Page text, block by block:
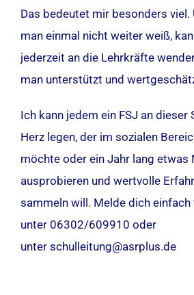
Das bedeutet mir besonders viel.
man einmal nicht weiter weiß,
jederzeit an die Lehrkräfte
man unterstützt und
Ich kann jedem ein FSJ an dieser
Herz legen, der im sozialen
möchte oder ein Jahr lang etwas
ausprobieren und wertvolle
sammeln will. Melde dich
unter 06302/609910 oder
unter schulleitung@asrplus.de